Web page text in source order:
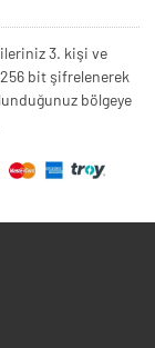
3. kişi ve
bit şifrelenerek
bölgeye